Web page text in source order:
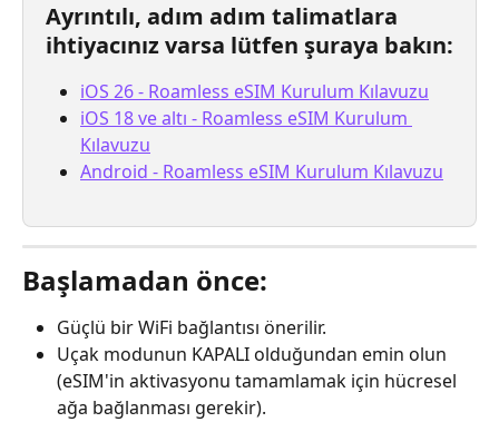
Ayrıntılı, adım adım talimatlara
ihtiyacınız varsa lütfen şuraya bakın:
iOS 26 - Roamless eSIM Kurulum Kılavuzu
iOS 18 ve altı - Roamless eSIM Kurulum
Kılavuzu
Android - Roamless eSIM Kurulum Kılavuzu
Başlamadan önce:
Güçlü bir WiFi bağlantısı önerilir.
Uçak modunun KAPALI olduğundan emin olun
(eSIM'in aktivasyonu tamamlamak için hücresel
ağa bağlanması gerekir).